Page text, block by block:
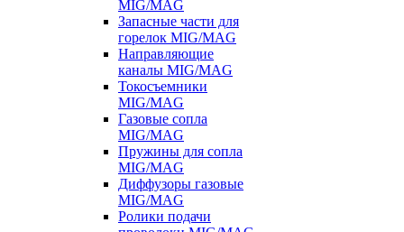
MIG/MAG
Запасные части для
горелок MIG/MAG
Направляющие
каналы MIG/MAG
Токосъемники
MIG/MAG
Газовые сопла
MIG/MAG
Пружины для сопла
MIG/MAG
Диффузоры газовые
MIG/MAG
Ролики подачи